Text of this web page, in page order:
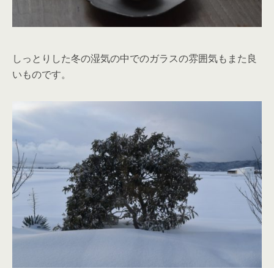
しっとりした冬の湿気の中でのガラスの雰囲気もまた良
いものです。